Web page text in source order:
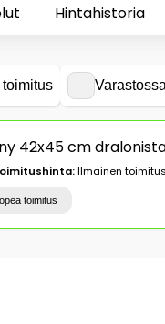
Hintahistoria
toimitus Varastossa
42x45 cm
Ilmainen toimitus
toimitus